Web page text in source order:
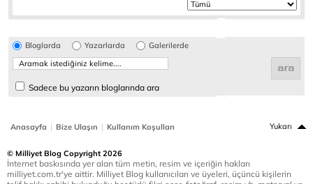
Bloglarda Yazarlarda Galerilerde
Sadece bu yazarın bloglarında ara
Anasayfa | Bize Ulaşın | Kullanım Koşulları Yukarı
© Milliyet Blog Copyright 2026
İnternet baskısında yer alan tüm metin, resim ve içeriğin hakları
milliyet.com.tr'ye aittir. Milliyet Blog kullanıcıları ve üyeleri, üçüncü kişilerin